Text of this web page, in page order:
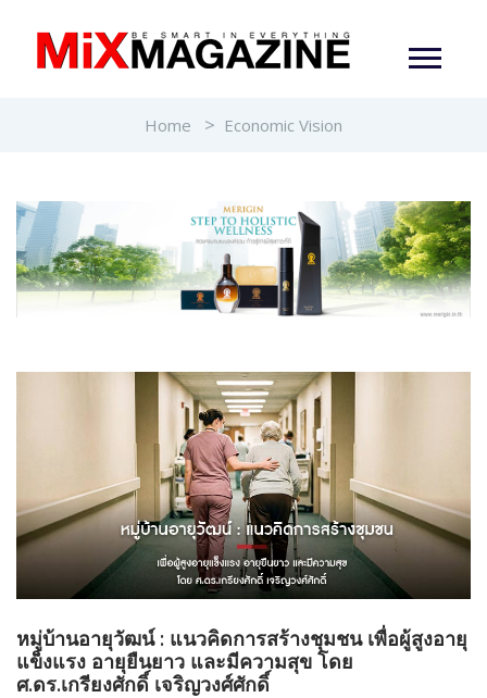
Home Economic Vision
หมู่บ้านอายุวัฒน์ : แนวคิดการสร้างชุมชน เพื่อผู้สูงอายุ
แข็งแรง อายุยืนยาว และมีความสุข โดย
ศ.ดร.เกรียงศักดิ์ เจริญวงศ์ศักดิ์